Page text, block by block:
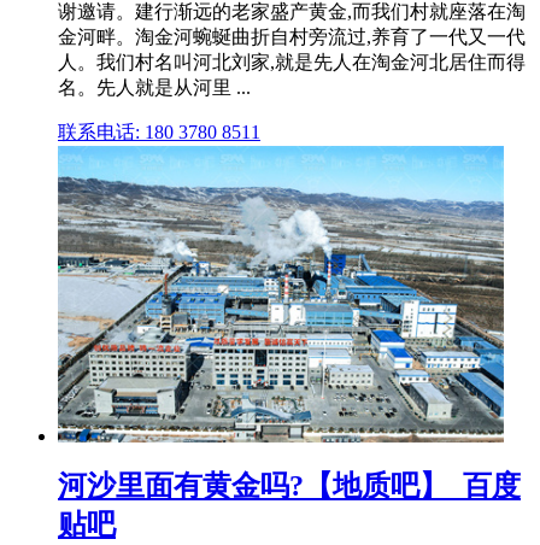
谢邀请。建行渐远的老家盛产黄金,而我们村就座落在淘
金河畔。淘金河蜿蜒曲折自村旁流过,养育了一代又一代
人。我们村名叫河北刘家,就是先人在淘金河北居住而得
名。先人就是从河里 ...
联系电话: 180 3780 8511
河沙里面有黄金吗?【地质吧】_百度
贴吧